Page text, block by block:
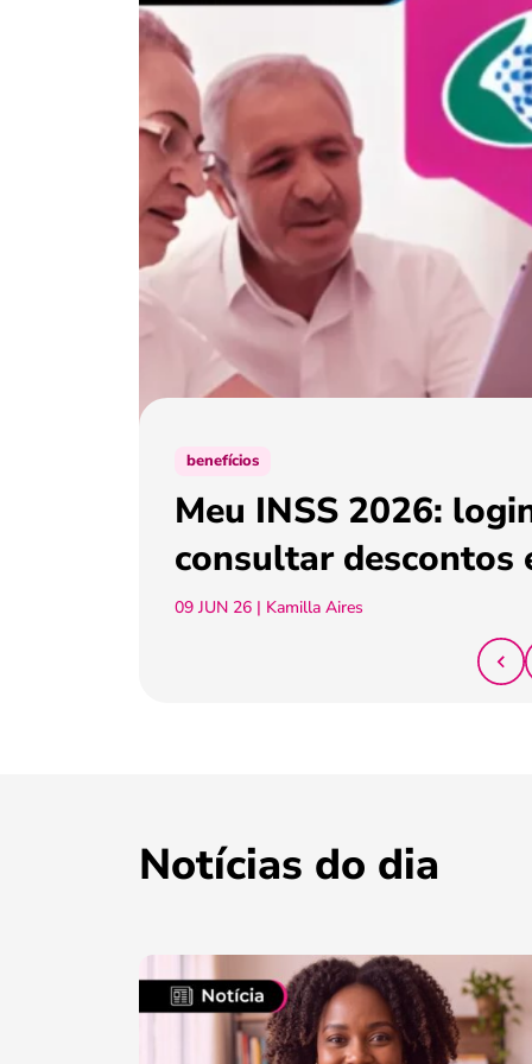
benefícios
Meu INSS 2026:
consultar descontos
09 JUN 26 | Kamilla Aires
Notícias do dia